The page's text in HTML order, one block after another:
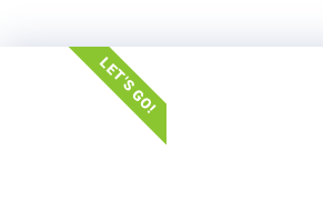
LET'S GO!